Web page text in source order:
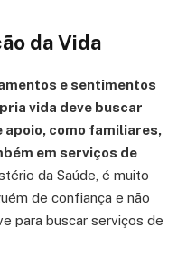
da Vida
e sentimentos
vida deve buscar
apoio, como familiares,
em serviços de
da Saúde, é muito
de confiança e não
para buscar serviços de